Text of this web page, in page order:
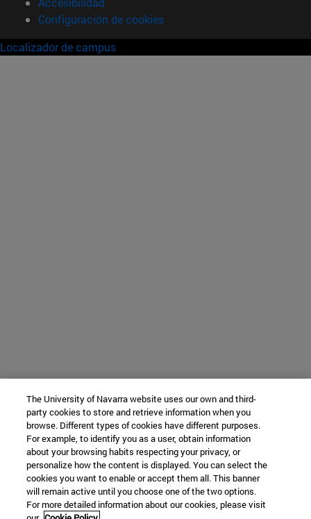
Configuración de cookies
Localizador de campus
The University of Navarra website uses our own and third-
party cookies to store and retrieve information when you
browse. Different types of cookies have different purposes.
For example, to identify you as a user, obtain information
about your browsing habits respecting your privacy, or
personalize how the content is displayed. You can select the
cookies you want to enable or accept them all. This banner
will remain active until you choose one of the two options.
For more detailed information about our cookies, please visit